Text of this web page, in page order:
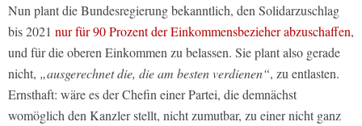
Nun plant die Bundesregierung bekanntlich, den Solidarzuschlag
bis 2021 nur für 90 Prozent der Einkommensbezieher abzuschaffen,
und für die oberen Einkommen zu belassen. Sie plant also gerade
nicht, „ausgerechnet die, die am besten verdienen“, zu entlasten.
Ernsthaft: wäre es der Chefin einer Partei, die demnächst
womöglich den Kanzler stellt, nicht zumutbar, zu einer nicht ganz